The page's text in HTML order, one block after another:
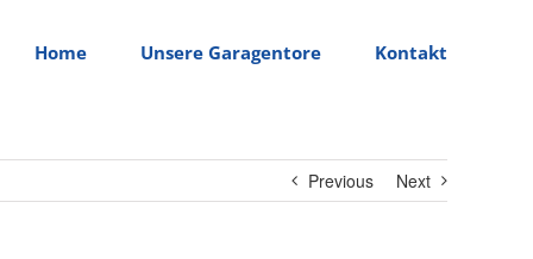
Home Unsere Garagentore Kontakt
Previous Next